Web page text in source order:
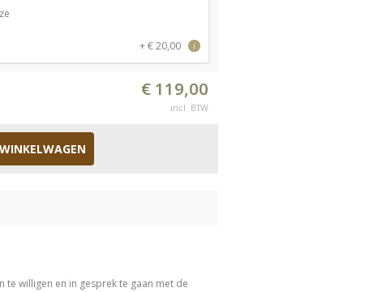
+ € 20,00 i
€ 119,00
incl. BTW
WINKELWAGEN
willigen en in gesprek te gaan met de